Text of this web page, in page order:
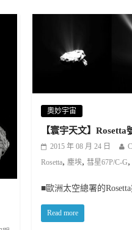
奧妙宇宙
【寰宇天文】Rosetta
2015 年 08 月 24 日
Rosetta, 塵埃,彗星67P/C-G,
■歐洲太空總署的
Read more